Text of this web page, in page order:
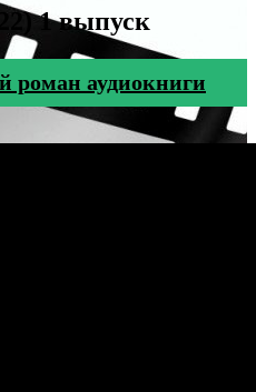
1 выпуск
роман аудиокниги